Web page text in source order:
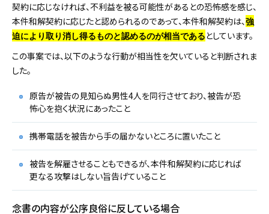
契約に応じなければ、不利益を被る可能性があるとの恐怖感を感じ、
本件和解契約に応じたと認められるのであって、本件和解契約は、強
迫により取り消し得るものと認めるのが相当である としています。
この事案では、以下のような行動が相当性を欠いていると判断されま
した。
原告が被告の見知らぬ男性4人を同行させており、被告が恐
怖心を抱く状況にあったこと
携帯電話を被告から手の届かないところに置いたこと
被告を解雇させることもできるが、本件和解契約に応じれば
更なる攻撃はしない旨告げていること
念書の内容が公序良俗に反している場合